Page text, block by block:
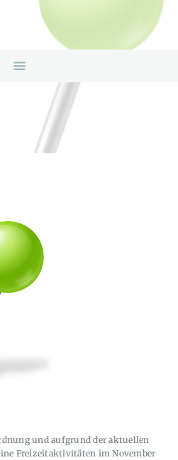
und aufgrund der aktuellen
Freizeitaktivitäten im November